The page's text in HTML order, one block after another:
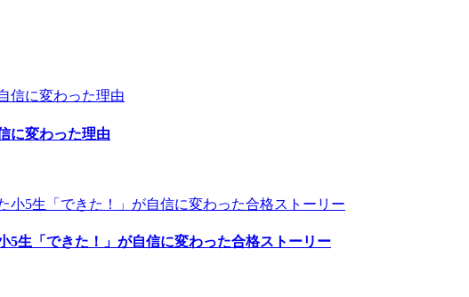
に変わった理由
5生「できた！」が自信に変わった合格ストーリー